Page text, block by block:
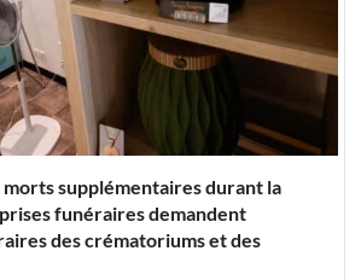
supplémentaires durant la
funéraires demandent
des crématoriums et des